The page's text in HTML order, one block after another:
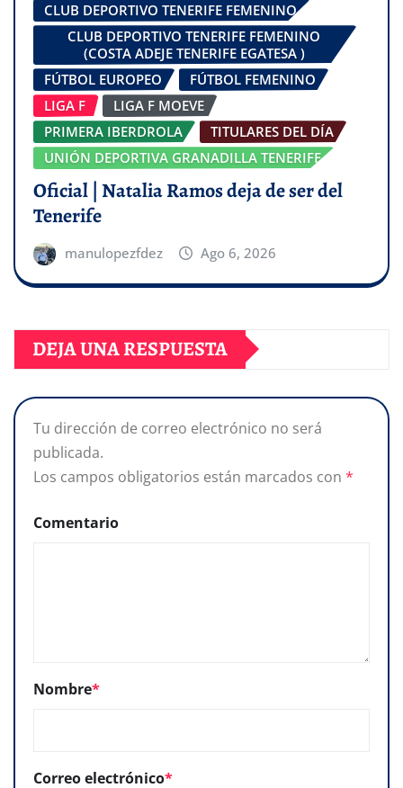
CLUB DEPORTIVO TENERIFE FEMENINO
CLUB DEPORTIVO TENERIFE FEMENINO
(COSTA ADEJE TENERIFE EGATESA )
FÚTBOL EUROPEO
FÚTBOL FEMENINO
LIGA F
LIGA F MOEVE
PRIMERA IBERDROLA
TITULARES DEL DÍA
UNIÓN DEPORTIVA GRANADILLA TENERIFE
Oficial | Natalia Ramos deja de ser del
Tenerife
manulopezfdez Ago 6, 2026
DEJA UNA RESPUESTA
Tu dirección de correo electrónico no será
publicada.
Los campos obligatorios están marcados con *
Comentario
Nombre*
Correo electrónico*